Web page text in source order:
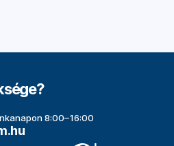
8:00–16:00